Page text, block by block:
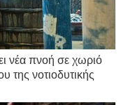
νέα πνοή σε χωριό
της νοτιοδυτικής